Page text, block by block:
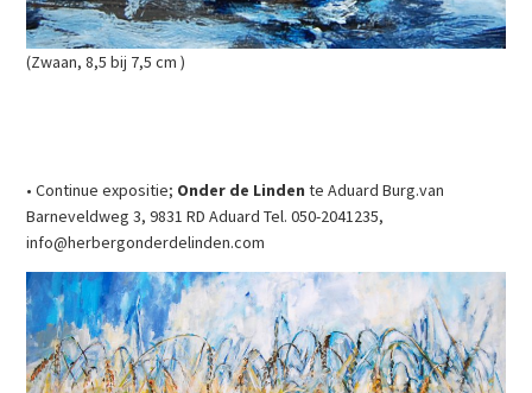
(Zwaan, 8,5 bij 7,5 cm )
• Continue expositie; Onder de Linden te Aduard Burg.van
Barneveldweg 3, 9831 RD Aduard Tel. 050-2041235,
info@herbergonderdelinden.com